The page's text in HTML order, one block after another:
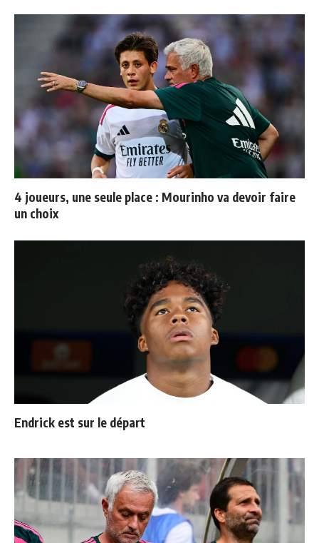
4 joueurs, une seule place : Mourinho va devoir faire
un choix
Endrick est sur le départ